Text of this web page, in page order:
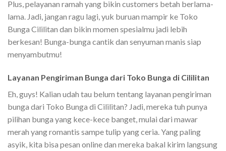
Plus, pelayanan ramah yang bikin customers betah berlama-
lama. Jadi, jangan ragu lagi, yuk buruan mampir ke Toko
Bunga Cililitan dan bikin momen spesialmu jadi lebih
berkesan! Bunga-bunga cantik dan senyuman manis siap
menyambutmu!
Layanan Pengiriman Bunga dari Toko Bunga di Cililitan
Eh, guys! Kalian udah tau belum tentang layanan pengiriman
bunga dari Toko Bunga di Cililitan? Jadi, mereka tuh punya
pilihan bunga yang kece-kece banget, mulai dari mawar
merah yang romantis sampe tulip yang ceria. Yang paling
asyik, kita bisa pesan online dan mereka bakal kirim langsung